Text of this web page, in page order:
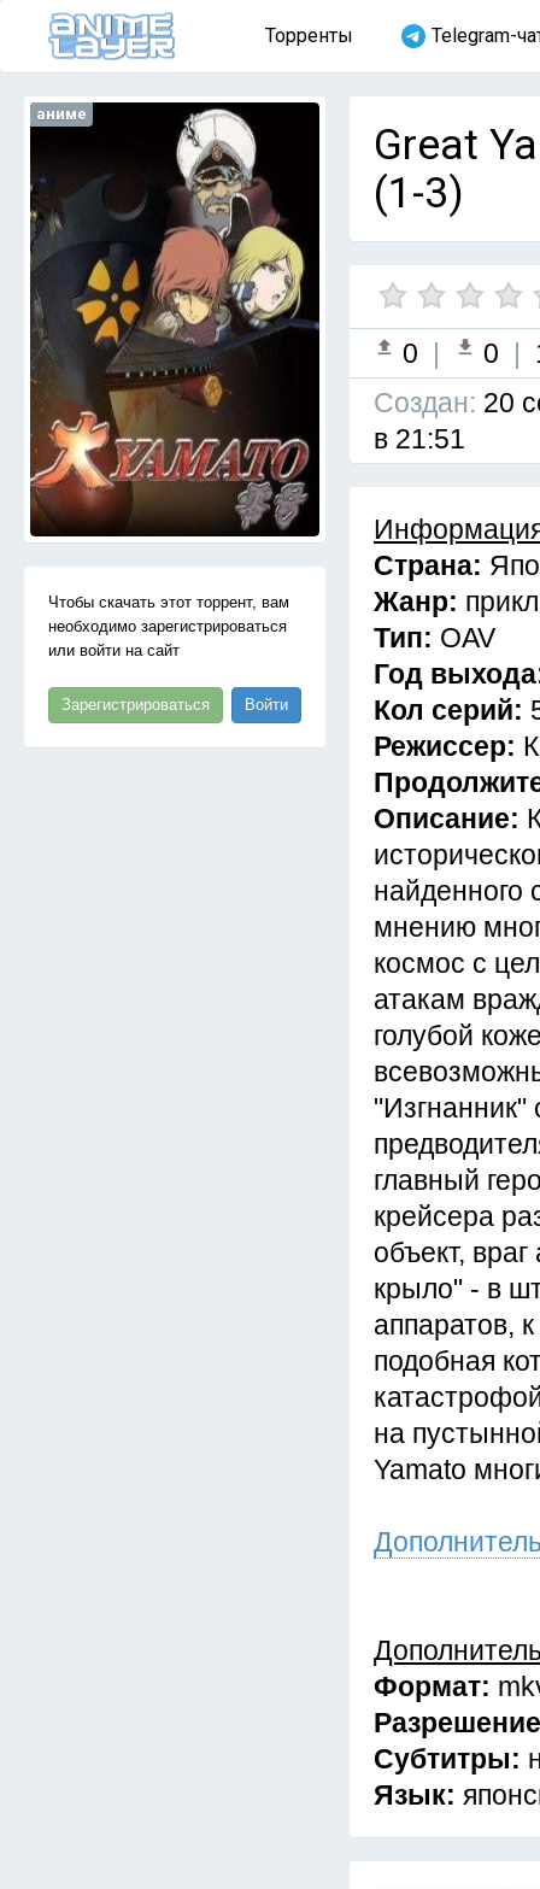
Торренты Telegram-
аниме
Чтобы скачать этот торрент, вам
необходимо зарегистрироваться
или войти на сайт
Зарегистрироваться Войти
Great
(1-3)
0 | 0 |
Cоздан: 20
в 21:51
Страна:
Жанр:
Тип: OAV
Год
Кол серий:
Режиссер:
Описание:
найденного
мнению
космос с
атакам
голубой
главный
крейсера
объект,
крыло" - в
аппаратов,
подобная
на
Yamato
Формат:
Субтитры:
Язык: